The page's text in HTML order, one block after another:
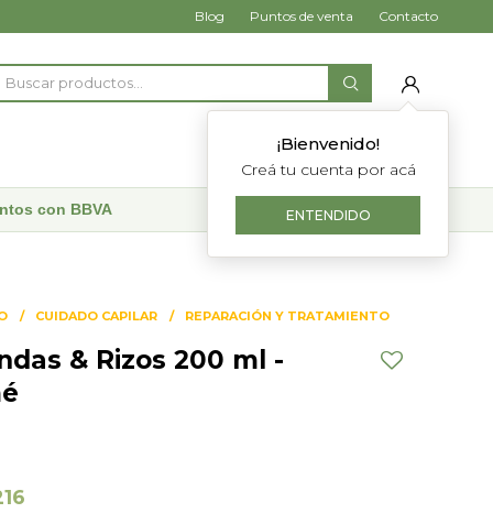
¡Bienvenido!
Creá tu cuenta por acá
ENTENDIDO
Blog Puntos de venta Contacto
con BBVA
CUIDADO CAPILAR REPARACIÓN Y TRATAMIENTO
& Rizos 200 ml -